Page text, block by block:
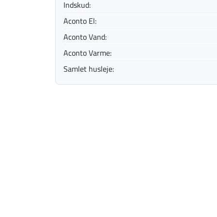
Indskud:
Aconto El:
Aconto Vand:
Aconto Varme:
Samlet husleje: